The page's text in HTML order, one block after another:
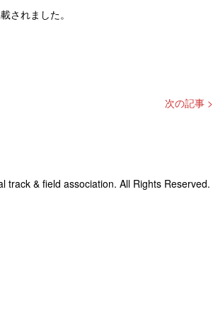
されました。
次の記事 >
track & field association. All Rights Reserved.